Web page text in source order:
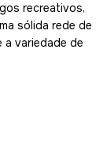
recreativos,
sólida rede de
a variedade de